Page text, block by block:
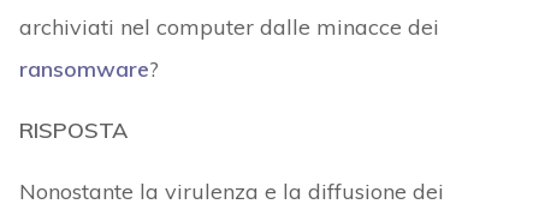
archiviati nel computer dalle minacce dei
ransomware?
RISPOSTA
Nonostante la virulenza e la diffusione dei